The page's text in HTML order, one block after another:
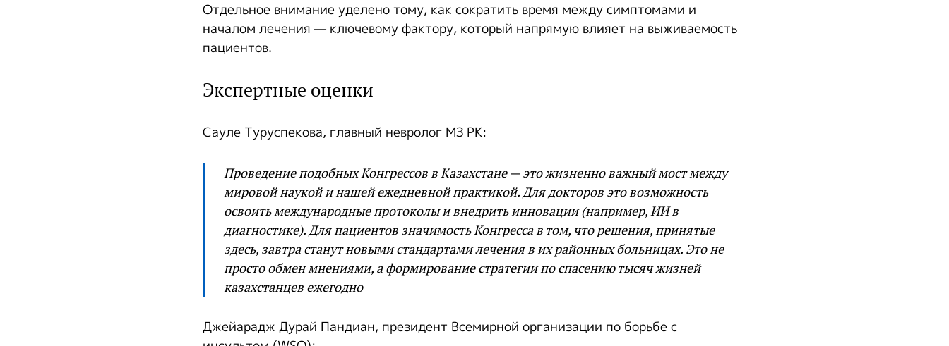
Отдельное внимание уделено тому, как сократить время между симптомами и
началом лечения — ключевому фактору, который напрямую влияет на выживаемость
пациентов.
Экспертные оценки
Сауле Туруспекова, главный невролог МЗ РК:
Проведение подобных Конгрессов в Казахстане — это жизненно важный мост между
мировой наукой и нашей ежедневной практикой. Для докторов это возможность
освоить международные протоколы и внедрить инновации (например, ИИ в
диагностике). Для пациентов значимость Конгресса в том, что решения, принятые
здесь, завтра станут новыми стандартами лечения в их районных больницах. Это не
просто обмен мнениями, а формирование стратегии по спасению тысяч жизней
казахстанцев ежегодно
Джейарадж Дурай Пандиан, президент Всемирной организации по борьбе с